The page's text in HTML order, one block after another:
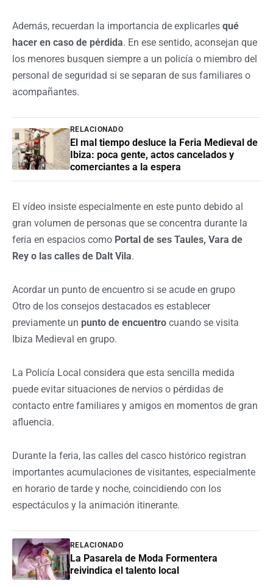
Además, recuerdan la importancia de explicarles qué
hacer en caso de pérdida. En ese sentido, aconsejan que
los menores busquen siempre a un policía o miembro del
personal de seguridad si se separan de sus familiares o
acompañantes.
RELACIONADO
El mal tiempo desluce la Feria Medieval de
Ibiza: poca gente, actos cancelados y
comerciantes a la espera
El vídeo insiste especialmente en este punto debido al
gran volumen de personas que se concentra durante la
feria en espacios como Portal de ses Taules, Vara de
Rey o las calles de Dalt Vila.
Acordar un punto de encuentro si se acude en grupo
Otro de los consejos destacados es establecer
previamente un punto de encuentro cuando se visita
Ibiza Medieval en grupo.
La Policía Local considera que esta sencilla medida
puede evitar situaciones de nervios o pérdidas de
contacto entre familiares y amigos en momentos de gran
afluencia.
Durante la feria, las calles del casco histórico registran
importantes acumulaciones de visitantes, especialmente
en horario de tarde y noche, coincidiendo con los
espectáculos y la animación itinerante.
RELACIONADO
La Pasarela de Moda Formentera
reivindica el talento local